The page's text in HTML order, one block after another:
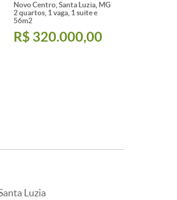
Novo Centro, Santa Luzia, MG
2 quartos, 1 vaga, 1 suite e
56m2
R$ 320.000,00
Luzia